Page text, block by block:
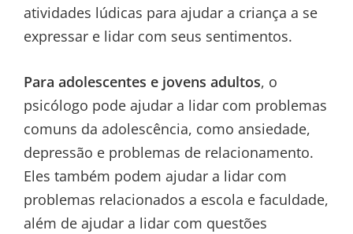
atividades lúdicas para ajudar a criança a se
expressar e lidar com seus sentimentos.
Para adolescentes e jovens adultos, o
psicólogo pode ajudar a lidar com problemas
comuns da adolescência, como ansiedade,
depressão e problemas de relacionamento.
Eles também podem ajudar a lidar com
problemas relacionados a escola e faculdade,
além de ajudar a lidar com questões